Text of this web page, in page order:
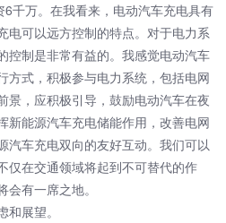
千万。在我看来，电动汽车充电具有
电可以远方控制的特点。对于电力系
控制是非常有益的。我感觉电动汽车
方式，积极参与电力系统，包括电网
景，应积极引导，鼓励电动汽车在夜
新能源汽车充电储能作用，改善电网
汽车充电双向的友好互动。我们可以
仅在交通领域将起到不可替代的作
有一席之地。
展望。